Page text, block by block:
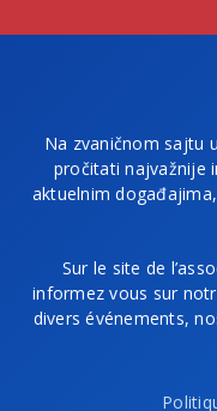
Na zvaničnom sajtu
pročitati najvažnije
aktuelnim
Sur le site de
informez vous sur
divers événements,